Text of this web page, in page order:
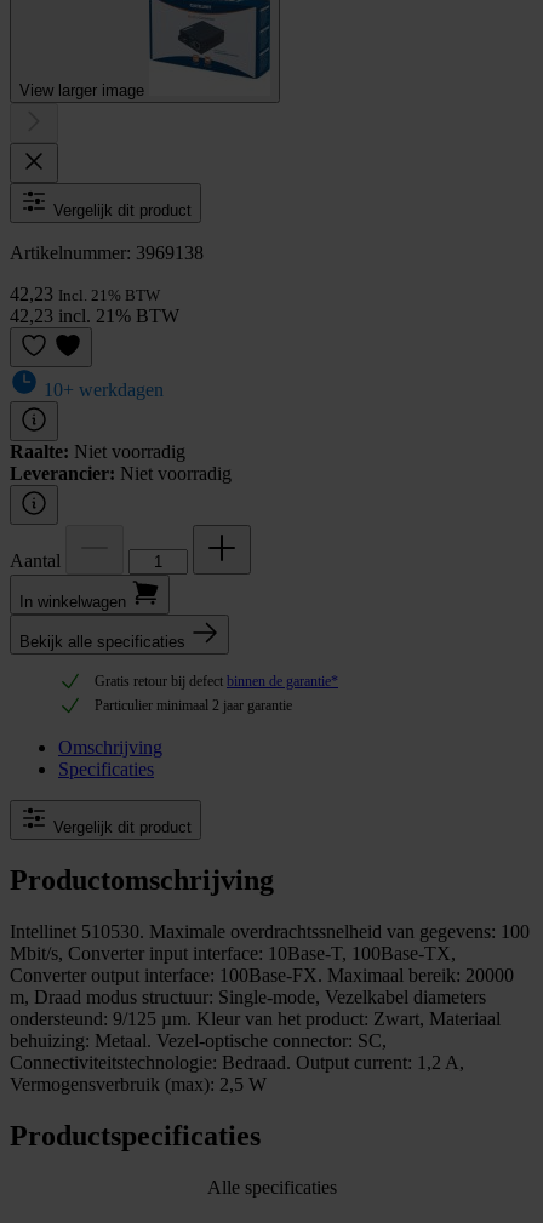
View larger image
Vergelijk dit product
Artikelnummer: 3969138
42,23 Incl. 21% BTW
42,23 incl. 21% BTW
10+ werkdagen
Raalte: Niet voorradig
Leverancier: Niet voorradig
Aantal
In winkel­wagen
Bekijk alle specificaties
Gratis retour bij defect binnen de garantie*
Particulier minimaal 2 jaar garantie
Omschrijving
Specificaties
Vergelijk dit product
Productomschrijving
Intellinet 510530. Maximale overdrachtssnelheid van gegevens: 100
Mbit/s, Converter input interface: 10Base-T, 100Base-TX,
Converter output interface: 100Base-FX. Maximaal bereik: 20000
m, Draad modus structuur: Single-mode, Vezelkabel diameters
ondersteund: 9/125 µm. Kleur van het product: Zwart, Materiaal
behuizing: Metaal. Vezel-optische connector: SC,
Connectiviteitstechnologie: Bedraad. Output current: 1,2 A,
Vermogensverbruik (max): 2,5 W
Productspecificaties
Alle specificaties